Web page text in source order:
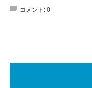
コメント: 0